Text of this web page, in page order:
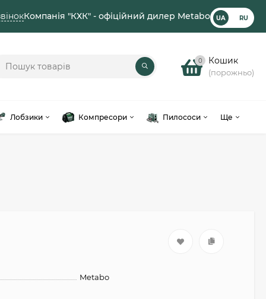
Компанія "КХК" - офіційний дилер Metabo UA RU
0 Кошик
(порожньо)
Лобзики Компресори Пилососи Ще
Metabo